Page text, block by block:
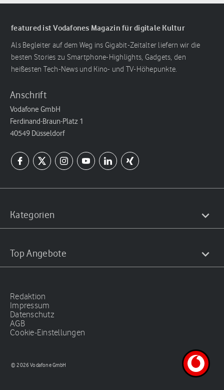
featured ist Vodafones Magazin für digitale Kultur
Als Begleiter auf dem Weg ins Gigabit-Zeitalter liefern wir die
besten Stories zu Smartphone-Highlights, Gadgets, den
heißesten Tech-News und Kino- und TV-Höhepunkte.
Anschrift
Vodafone GmbH
Ferdinand-Braun-Platz 1
40549 Düsseldorf
Kategorien
Top Angebote
Redaktion
Impressum
Datenschutz
AGB
Cookie-Einstellungen
© 2026 Vodafone GmbH